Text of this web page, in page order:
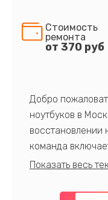
Стоимость
ремонта
от 370 руб
Добро
ноутбуков в
восстановлении
команда
профессионалов
предлагаем